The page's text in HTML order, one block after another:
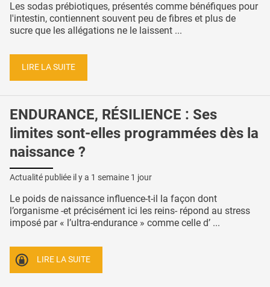
Les sodas prébiotiques, présentés comme bénéfiques pour
l'intestin, contiennent souvent peu de fibres et plus de
sucre que les allégations ne le laissent ...
LIRE LA SUITE
ENDURANCE, RÉSILIENCE : Ses
limites sont-elles programmées dès la
naissance ?
Actualité publiée il y a 1 semaine 1 jour
Le poids de naissance influence-t-il la façon dont
l’organisme -et précisément ici les reins- répond au stress
imposé par « l’ultra-endurance » comme celle d’ ...
LIRE LA SUITE